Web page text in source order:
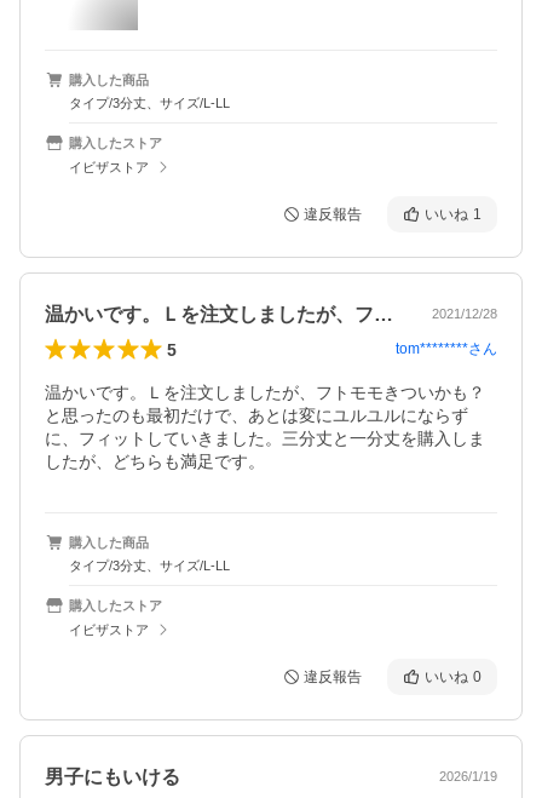
購入した商品
タイプ/3分丈、サイズ/L-LL
購入したストア
イビザストア
違反報告 いいね 1
温かいです。Ｌを注文しましたが、フトモ… 2021/12/28
5 tom********さん
温かいです。Ｌを注文しましたが、フトモモきついかも？
と思ったのも最初だけで、あとは変にユルユルにならず
に、フィットしていきました。三分丈と一分丈を購入しま
したが、どちらも満足です。
購入した商品
タイプ/3分丈、サイズ/L-LL
購入したストア
イビザストア
違反報告 いいね 0
男子にもいける 2026/1/19